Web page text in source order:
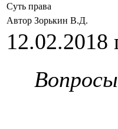
Суть права
Автор Зорькин В.Д.
12.02.2018